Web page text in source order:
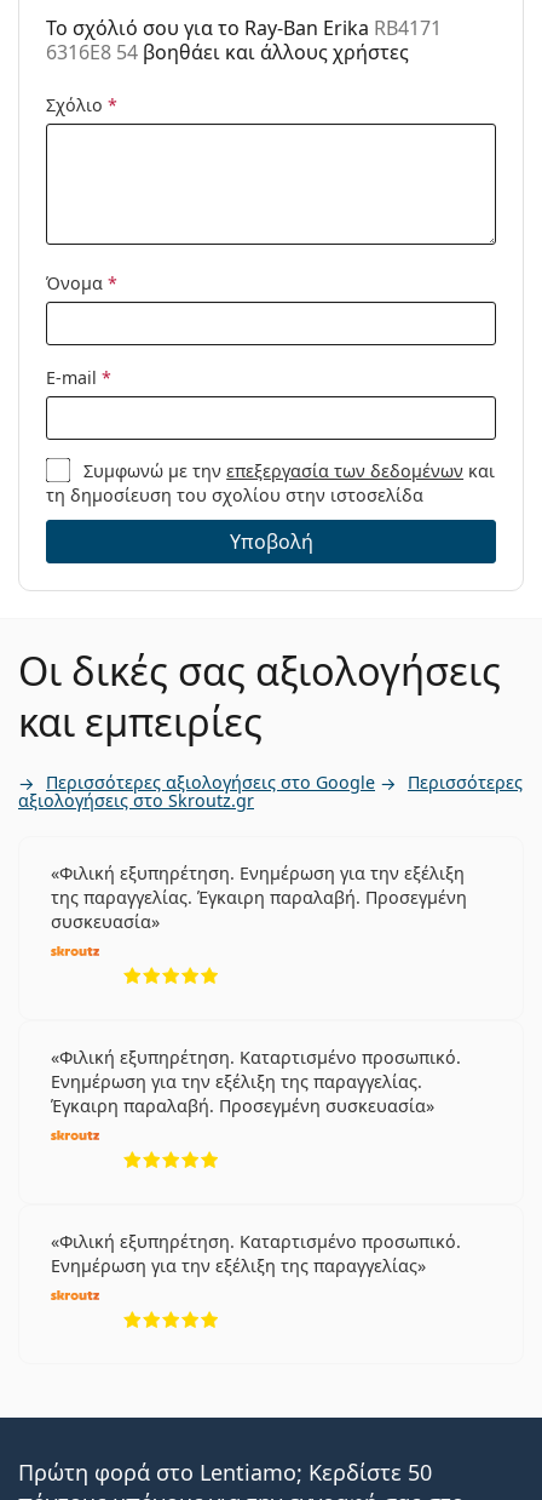
Χρήση:
Μόδα
Προϊόντος /
To σχόλιό σου για το Ray-Ban Erika RB4171
6316E8 54 βοηθάει και άλλους χρήστες
Σχόλιο *
Όνομα *
E-mail *
Συμφωνώ με τηνεπεξεργασία των δεδομένων και
τη δημοσίευση του σχολίου στην ιστοσελίδα
Υποβολή
Οι δικές σας αξιολογήσεις
και εμπειρίες
Περισσότερες αξιολογήσεις στο Google Περισσότερες
αξιολογήσεις στο Skroutz.gr
Φιλική εξυπηρέτηση. Ενημέρωση για την εξέλιξη
της παραγγελίας. Έγκαιρη παραλαβή. Προσεγμένη
συσκευασία
Φιλική εξυπηρέτηση. Καταρτισμένο προσωπικό.
Ενημέρωση για την εξέλιξη της παραγγελίας.
Έγκαιρη παραλαβή. Προσεγμένη συσκευασία
Φιλική εξυπηρέτηση. Καταρτισμένο προσωπικό.
Ενημέρωση για την εξέλιξη της παραγγελίας
Πρώτη φορά στο Lentiamo; Κερδίστε 50